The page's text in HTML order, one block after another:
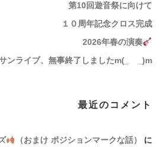
第10回遊音祭に向けて
１０周年記念クロス完成
2026年春の演奏
ンライブ、無事終了しましたm(_ _)m
最近のコメント
（おまけ ポジションマークな話）
に